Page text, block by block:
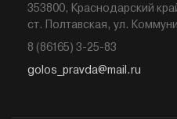
353800, Краснодарский
ст. Полтавская, ул.
8 (86165) 3-25-83
golos_pravda@mail.ru